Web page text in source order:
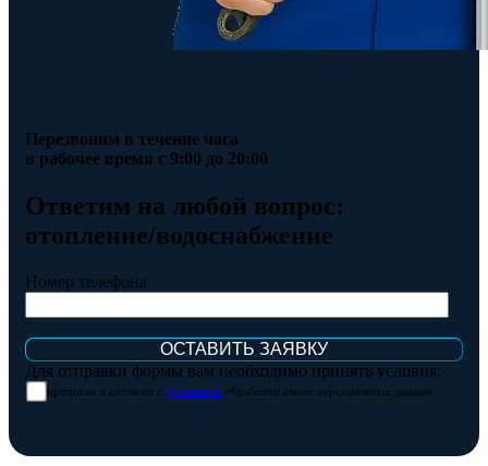
Перезвоним в течение часа
в рабочее время с 9:00 до 20:00
Ответим на любой вопрос:
отопление/водоснабжение
Номер телефона
Для отправки формы вам необходимо принять условия:
прочитал и согласен с условиями обработки своих персональных данных